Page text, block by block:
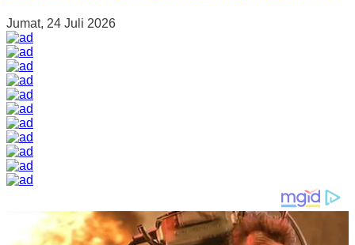
Jumat, 24 Juli 2026